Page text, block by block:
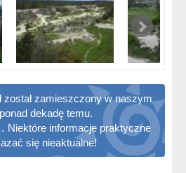
został zamieszczony w naszym
dekadę temu.
Niektóre informacje praktyczne
się nieaktualne!